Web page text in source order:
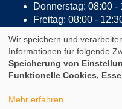
Donnerstag: 08:00 -
Freitag: 08:00 -
AGB
Impressum
Cookie Einstellungen
Kontrast
Wir speichern und
Informationen für folgende
Speicherung von
Funktionelle Cookies,
Mehr erfahren